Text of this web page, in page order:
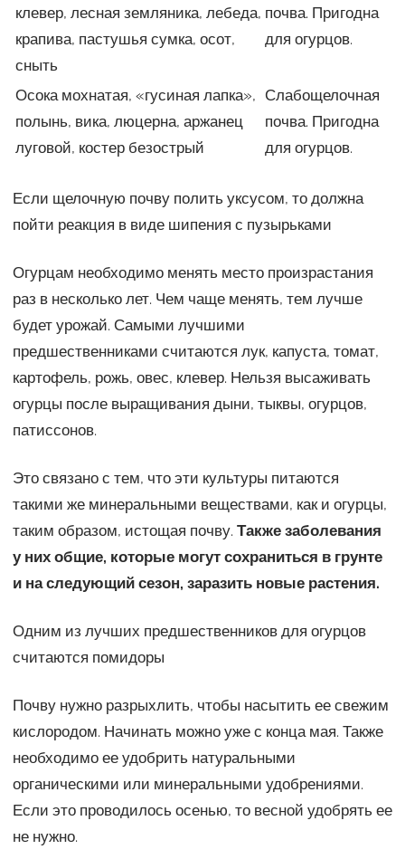
клевер, лесная земляника, лебеда,
крапива, пастушья сумка, осот,
сныть
почва. Пригодна
для огурцов.
Осока мохнатая, «гусиная лапка»,
полынь, вика, люцерна, аржанец
луговой, костер безострый
Слабощелочная
почва. Пригодна
для огурцов.
Если щелочную почву полить уксусом, то должна
пойти реакция в виде шипения с пузырьками
Огурцам необходимо менять место произрастания
раз в несколько лет. Чем чаще менять, тем лучше
будет урожай. Самыми лучшими
предшественниками считаются лук, капуста, томат,
картофель, рожь, овес, клевер. Нельзя высаживать
огурцы после выращивания дыни, тыквы, огурцов,
патиссонов.
Это связано с тем, что эти культуры питаются
такими же минеральными веществами, как и огурцы,
таким образом, истощая почву. Также заболевания
у них общие, которые могут сохраниться в грунте
и на следующий сезон, заразить новые растения.
Одним из лучших предшественников для огурцов
считаются помидоры
Почву нужно разрыхлить, чтобы насытить ее свежим
кислородом. Начинать можно уже с конца мая. Также
необходимо ее удобрить натуральными
органическими или минеральными удобрениями.
Если это проводилось осенью, то весной удобрять ее
не нужно.